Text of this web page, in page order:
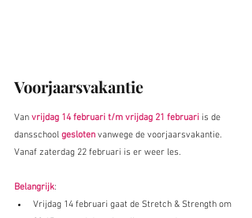
Voorjaarsvakantie
Van vrijdag 14 februari t/m vrijdag 21 februari is de
dansschool gesloten vanwege de voorjaarsvakantie.
Vanaf zaterdag 22 februari is er weer les.
Belangrijk:
Vrijdag 14 februari gaat de Stretch & Strength om